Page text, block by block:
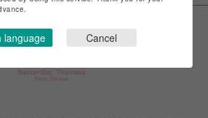
language Cancel